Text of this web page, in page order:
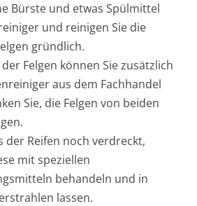
Bürste und etwas Spülmittel
und reinigen Sie die
gründlich.
Felgen können Sie zusätzlich
aus dem Fachhandel
Sie, die Felgen von beiden
der Reifen noch verdreckt,
mit speziellen
behandeln und in
lassen.